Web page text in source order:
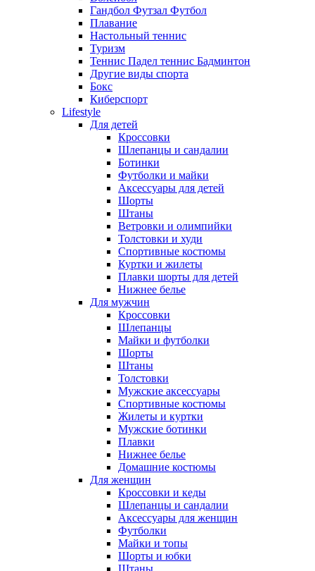
Гандбол Футзал Футбол
Плавание
Настольный теннис
Туризм
Теннис Падел теннис Бадминтон
Другие виды спорта
Бокс
Киберспорт
Lifestyle
Для детей
Кроссовки
Шлепанцы и сандалии
Ботинки
Футболки и майки
Аксессуары для детей
Шорты
Штаны
Ветровки и олимпийки
Толстовки и худи
Спортивные костюмы
Куртки и жилеты
Плавки шорты для детей
Нижнее белье
Для мужчин
Кроссовки
Шлепанцы
Майки и футболки
Шорты
Штаны
Толстовки
Мужские аксессуары
Спортивные костюмы
Жилеты и куртки
Мужские ботинки
Плавки
Нижнее белье
Домашние костюмы
Для женщин
Кроссовки и кеды
Шлепанцы и сандалии
Аксессуары для женщин
Футболки
Майки и топы
Шорты и юбки
Штаны